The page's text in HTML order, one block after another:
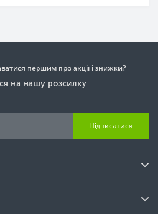
першим про акції і знижки?
на нашу розсилку
Підписатися